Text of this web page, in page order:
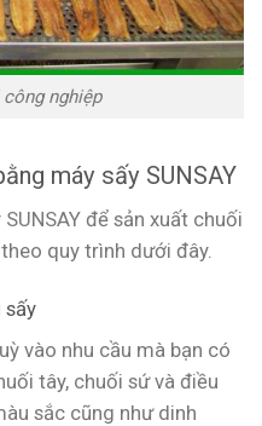
nghiệp
máy sấy SUNSAY
để sản xuất chuối
quy trình dưới đây.
sấy
vào nhu cầu mà bạn có
tây, chuối sứ và điều
sắc cũng như dinh